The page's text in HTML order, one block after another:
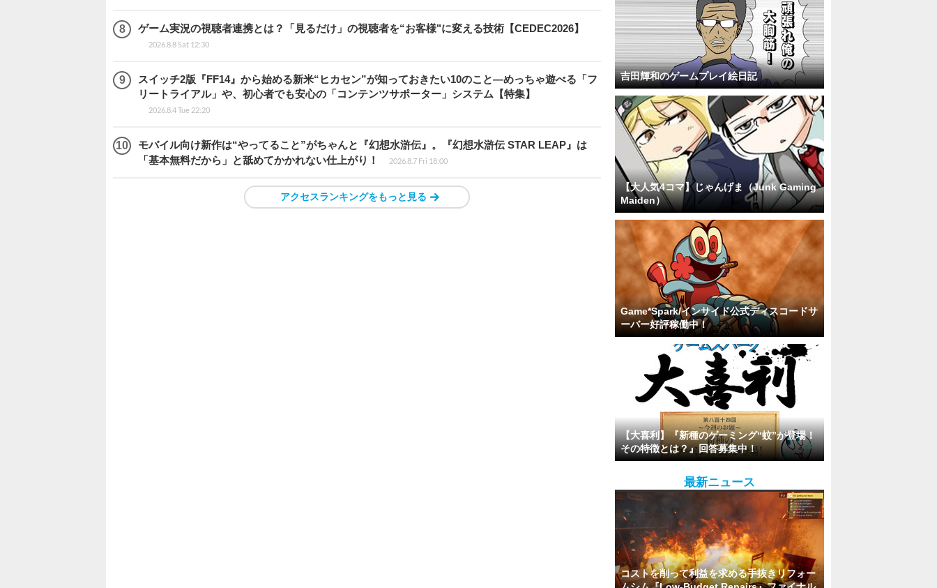
ゲーム実況の視聴者連携とは？「見るだけ」の視聴者を“お客様"に変える技術【CEDEC2026】
2026.8.8 Sat 12:30
スイッチ2版『FF14』から始める新米“ヒカセン”が知っておきたい10のこと―めっちゃ遊べる「フ
リートライアル」や、初心者でも安心の「コンテンツサポーター」システム【特集】
2026.8.4 Tue 22:20
モバイル向け新作は“やってること”がちゃんと『幻想水滸伝』。『幻想水滸伝 STAR LEAP』は
「基本無料だから」と舐めてかかれない仕上がり！
2026.8.7 Fri 18:00
アクセスランキングをもっと見る
吉田輝和のゲームプレイ絵日記
【大人気4コマ】じゃんげま（Junk Gaming
Maiden）
Game*Spark/インサイド公式ディスコードサ
ーバー好評稼働中！
【大喜利】『新種のゲーミング“蚊”が登場！
その特徴とは？』回答募集中！
最新ニュース
コストを削って利益を求める手抜きリフォー